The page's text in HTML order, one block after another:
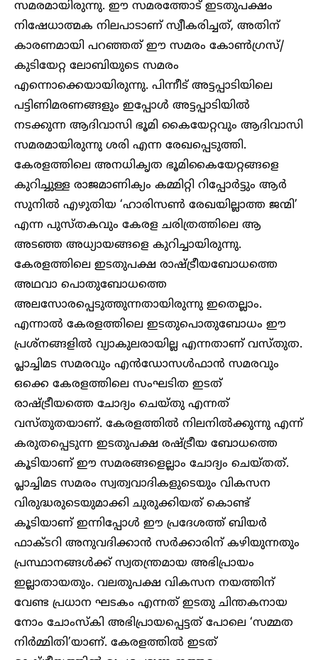
സമരമായിരുന്നു. ഈ സമരത്തോട് ഇടതുപക്ഷം
നിഷേധാത്മക നിലപാടാണ് സ്വീകരിച്ചത്, അതിന്
കാരണമായി പറഞ്ഞത് ഈ സമരം കോൺഗ്രസ്/
കുടിയേറ്റ ലോബിയുടെ സമരം
എന്നൊക്കെയായിരുന്നു. പിന്നീട് അട്ടപ്പാടിയിലെ
പട്ടിണിമരണങ്ങളും ഇപ്പോൾ അട്ടപ്പാടിയിൽ
നടക്കുന്ന ആദിവാസി ഭൂമി കൈയേറ്റവും ആദിവാസി
സമരമായിരുന്നു ശരി എന്ന രേഖപ്പെടുത്തി.
കേരളത്തിലെ അനധികൃത ഭൂമികൈയേറ്റങ്ങളെ
കുറിച്ചുള്ള രാജമാണിക്യം കമ്മിറ്റി റിപ്പോർട്ടും ആർ
സുനിൽ എഴുതിയ ‘ഹാരിസൺ രേഖയില്ലാത്ത ജന്മി’
എന്ന പുസ്തകവും കേരള ചരിത്രത്തിലെ ആ
അടഞ്ഞ അധ്യായങ്ങളെ കുറിച്ചായിരുന്നു.
കേരളത്തിലെ ഇടതുപക്ഷ രാഷ്ട്രീയബോധത്തെ
അഥവാ പൊതുബോധത്തെ
അലസോരപ്പെടുത്തുന്നതായിരുന്നു ഇതെല്ലാം.
എന്നാൽ കേരളത്തിലെ ഇടതുപൊതുബോധം ഈ
പ്രശ്നങ്ങളിൽ വ്യാകുലരായില്ല എന്നതാണ് വസ്തുത.
പ്ലാച്ചിമട സമരവും എൻഡോസൾഫാൻ സമരവും
ഒക്കെ കേരളത്തിലെ സംഘടിത ഇടത്
രാഷ്ട്രീയത്തെ ചോദ്യം ചെയ്തു എന്നത്
വസ്തുതയാണ്. കേരളത്തിൽ നിലനിൽക്കുന്നു എന്ന്
കരുതപ്പെടുന്ന ഇടതുപക്ഷ രഷ്ട്രീയ ബോധത്തെ
കൂടിയാണ് ഈ സമരങ്ങളെല്ലാം ചോദ്യം ചെയ്തത്.
പ്ലാച്ചിമട സമരം സ്വത്വവാദികളുടെയും വികസന
വിരുദ്ധരുടെയുമാക്കി ചുരുക്കിയത് കൊണ്ട്
കൂടിയാണ് ഇന്നിപ്പോൾ ഈ പ്രദേശത്ത് ബിയർ
ഫാക്ടറി അനുവദിക്കാൻ സർക്കാരിന് കഴിയുന്നതും
പ്രസ്ഥാനങ്ങൾക്ക് സ്വതന്ത്രമായ അഭിപ്രായം
ഇല്ലാതായതും. വലതുപക്ഷ വികസന നയത്തിന്
വേണ്ട പ്രധാന ഘടകം എന്നത് ഇടതു ചിന്തകനായ
നോം ചോംസ്കി അഭിപ്രായപ്പെട്ടത് പോലെ ‘സമ്മത
നിർമ്മിതി’യാണ്. കേരളത്തിൽ ഇടത്